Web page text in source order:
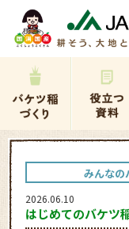
みんなの
2026.06.10
はじめてのバケツ